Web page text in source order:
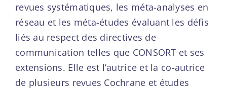
revues systématiques, les méta-analyses en
réseau et les méta-études évaluant les défis
liés au respect des directives de
communication telles que CONSORT et ses
extensions. Elle est l’autrice et la co-autrice
de plusieurs revues Cochrane et études